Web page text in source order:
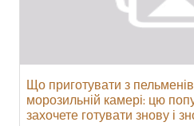
Що приготувати з
морозильній камері: цю
захочете готувати знову і